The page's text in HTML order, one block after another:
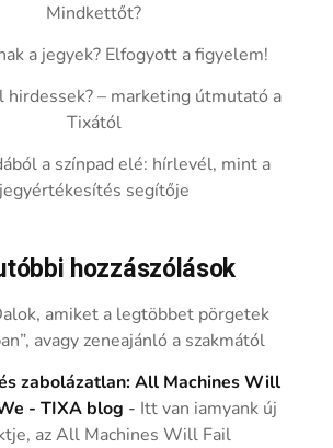
Mindkettőt?
a jegyek? Elfogyott a figyelem!
hirdessek? – marketing útmutató a
Tixától
a színpad elé: hírlevél, mint a
jegyértékesítés segítője
hozzászólások
amiket a legtöbbet pörgetek
avagy zeneajánló a szakmától
zabolázatlan: All Machines Will
- TIXA blog - Itt van iamyank új
az All Machines Will Fail